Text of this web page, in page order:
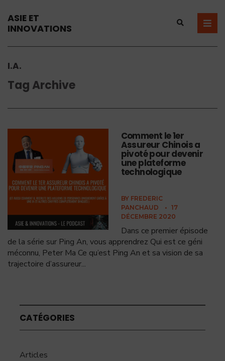
ASIE ET
INNOVATIONS
I.A.
Tag Archive
Comment le 1er
Assureur Chinois a
pivoté pour devenir
une plateforme
technologique
BY FREDERIC
PANCHAUD
• 17
DÉCEMBRE 2020
Dans ce premier épisode
de la série sur Ping An, vous apprendrez Qui est ce géni
méconnu, Peter Ma Ce qu’est Ping An et sa vision de sa
trajectoire d’assureur...
CATÉGORIES
Articles